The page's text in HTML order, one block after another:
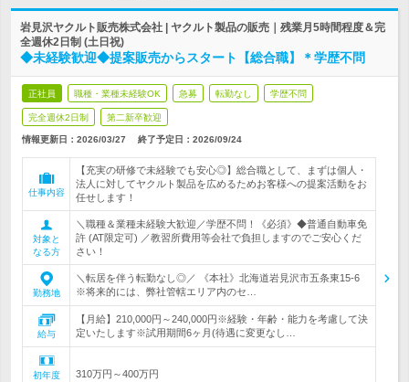
岩見沢ヤクルト販売株式会社 | ヤクルト製品の販売｜残業月5時間程度＆完
全週休2日制 (土日祝)
◆未経験歓迎◆提案販売からスタート【総合職】＊学歴不問
正社員 職種・業種未経験OK 急募 転勤なし 学歴不問
完全週休2日制 第二新卒歓迎
情報更新日：2026/03/27 終了予定日： 2026/09/24
仕事内容
【充実の研修で未経験でも安心◎】総合職として、まずは個人・
法人に対してヤクルト製品を広めるためお客様への提案活動をお
任せします！
対象と
なる方
＼職種＆業種未経験大歓迎／学歴不問！《必須》◆普通自動車免
許 (AT限定可) ／教習所費用等会社で負担しますのでご安心くだ
さい！
勤務地
＼転居を伴う転勤なし◎／ 《本社》北海道岩見沢市五条東15-6
※将来的には、弊社管轄エリア内のセ…
給与
【月給】210,000円～240,000円※経験・年齢・能力を考慮して決
定いたします※試用期間6ヶ月(待遇に変更なし…
初年度
310万円～400万円